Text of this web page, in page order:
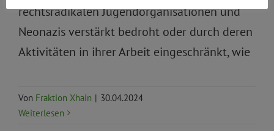
rechtsradikalen Jugendorganisationen und
Neonazis verstärkt bedroht oder durch deren
Aktivitäten in ihrer Arbeit eingeschränkt, wie
Von Fraktion Xhain | 30.04.2024
Weiterlesen